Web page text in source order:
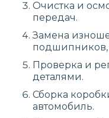
Очистка и
передач.
Замена
подшипников,
Проверка и
деталями.
Сборка
автомобиль.